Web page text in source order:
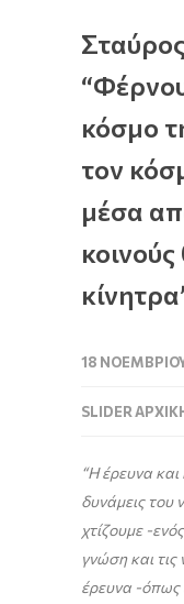
κόσμο
τον
μέσα
18
SLIDER
“Η έρευνα και
δυνάμεις του
χτίζουμε -
γνώση και τις
έρευνα -όπως